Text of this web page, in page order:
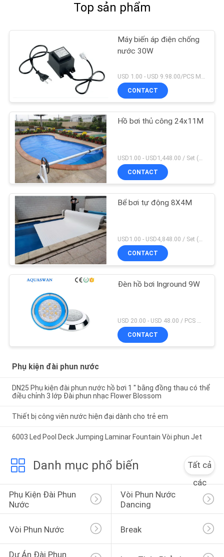
Top sản phẩm
Máy biến áp điện chống
nước 30W
CONTACT
Hồ bơi thủ công 24x11M
CONTACT
Bể bơi tự động 8X4M
USD1.00 - USD4,848.00 / Set (Cover With Roller), Only Cover USD28.00 - USD40.00 / Square Meter MOQ:1 chiếc
CONTACT
Đèn hồ bơi Inground 9W
USD 20.00 - USD 48.00 / PCS MOQ:1 chiếc
CONTACT
Phụ kiện đài phun nước
DN25 Phụ kiện đài phun nước hồ bơi 1 '' bằng đồng thau có thể
điều chỉnh 3 lớp Đài phun nhạc Flower Blossom
Thiết bị công viên nước hiện đại dành cho trẻ em
6003 Led Pool Deck Jumping Laminar Fountain Vòi phun Jet
Danh mục phổ biến
Tất cả
các
Phụ Kiện Đài Phun
Nước
Vòi Phun Nước
Dancing
Vòi Phun Nước Break
Dự Án Đài Phun